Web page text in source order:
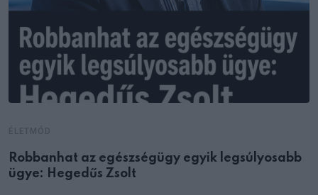
Robbanhat az egészségügy egyik legsúlyosabb
ügye: Hegedűs Zsolt